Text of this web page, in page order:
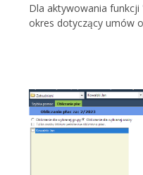
Dla aktywowania funkcji
okres dotyczący umów